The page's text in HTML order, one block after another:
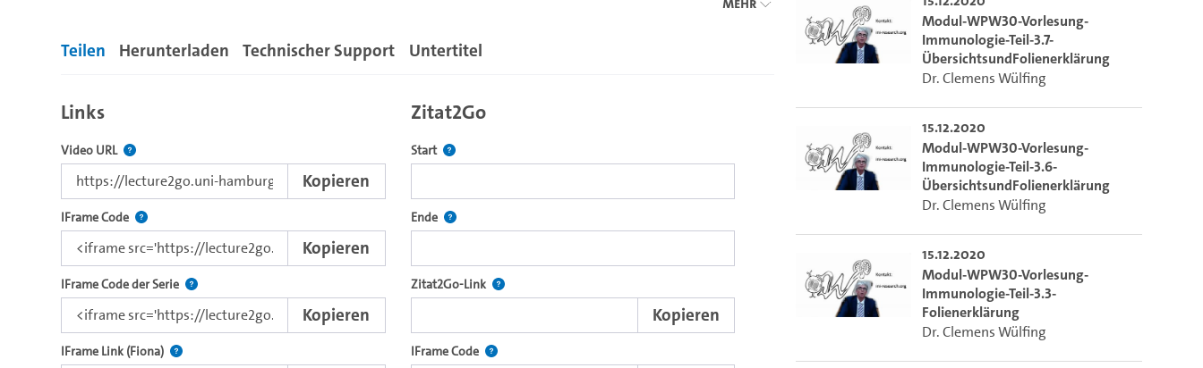
Moduls BBIO-WPW-30 "Einführung in die Humanbiologie" gehören, STiNE Veranstaltung Nr. 61-106 für Studierende
Teilen Herunterladen Technischer Support Untertitel
Links
Video URL Der Link zu diesem Video.
Kopieren
IFrame Code Nutzen Sie diesen Code, um das Video mit dem Lecture2Go-Videoplayer einzubetten.
Kopieren
IFrame Code der Serie Nutzen Sie diesen Code, um das Video und die komplette Serie mit dem Lecture2Go-Videoplayer einzubetten.
Kopieren
IFrame Link (Fiona) Direkter iFrame-Link zur Weitergabe an externe Web-Applikationen.
Zitat2Go
Start Definiert den Startpunkt für Zitat2Go. Bitte in das Feld klicken, um die aktuelle Zeit auszuwählen.
Ende Definiert den Endpunkt für Zitat2Go. Bitte in das Feld klicken, um die aktuelle Zeit auszuwählen.
Zitat2Go-Link Nach der Auswahl eines Start- und Endpunktes verweist dieser Link auf den Ausschnitt des Videos.
Kopieren
IFrame Code Nutzen Sie diesen Code, um den Auschnitt des Videos mit dem Lecture2Go-Videoplayer einzubetten.
Modul-WPW30-Vorlesung-
Immunologie-Teil-3.7-
ÜbersichtsundFolienerklärung
Dr. Clemens Wülfing
15.12.2020
Modul-WPW30-Vorlesung-
Immunologie-Teil-3.6-
ÜbersichtsundFolienerklärung
Dr. Clemens Wülfing
15.12.2020
Modul-WPW30-Vorlesung-
Immunologie-Teil-3.3-
Folienerklärung
Dr. Clemens Wülfing